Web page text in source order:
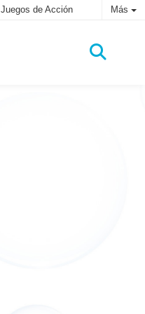
Juegos de Acción Más